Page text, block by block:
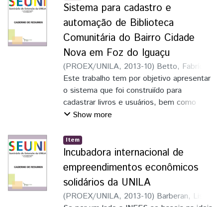
Sistema para cadastro e
automação de Biblioteca
Comunitária do Bairro Cidade
Nova em Foz do Iguaçu
(PROEX/UNILA, 2013-10) Betto, Fabrício
Scalco, Gustavo;Crestani, Lucas Rafael;
Cantú, Evandro
Este trabalho tem por objetivo apresentar
o sistema que foi construiído para
cadastrar livros e usuários, bem como
informatizar o processo de empréstimo e
personalizada para a Biblioteca Comuintária
CNI, situada no Bairro Cidade Nova, no
Município de Foz do Iugaçu.
Show more
Item
Incubadora internacional de
empreendimentos econômicos
solidários da UNILA
(PROEX/UNILA, 2013-10) Barberan, Lis